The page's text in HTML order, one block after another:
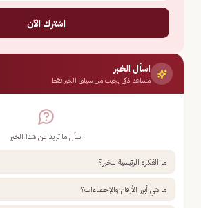
اشترك الآن
اسأل الخبر
مساعد ذكي يجيب من سياق الخبر فقط
اسأل ما تريد عن هذا الخبر
ما الفكرة الرئيسية للخبر؟
ما هي أبرز الأرقام والإحصاءات؟